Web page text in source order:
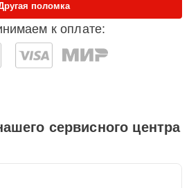
к оплате:
поломка
сервисного центра